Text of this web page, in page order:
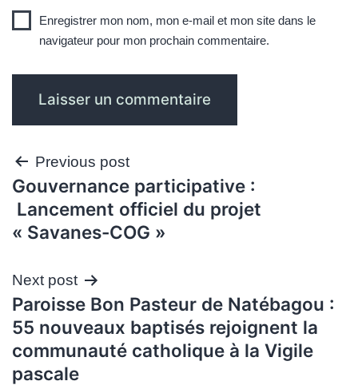
Enregistrer mon nom, mon e-mail et mon site dans le
navigateur pour mon prochain commentaire.
Navigation
de
l’article
Previous post
Gouvernance participative :
Lancement officiel du projet
« Savanes-COG »
Next post
Paroisse Bon Pasteur de Natébagou :
55 nouveaux baptisés rejoignent la
communauté catholique à la Vigile
pascale